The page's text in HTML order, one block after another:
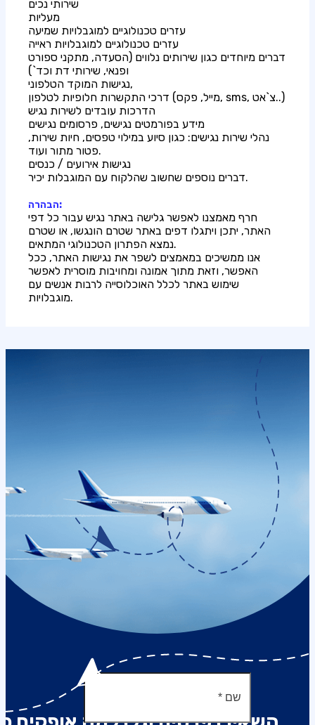
שירותי נכים
מעליות
עזרים טכנולוגיים למוגבלויות שמיעה
עזרים טכנולוגיים למוגבלויות ראייה
דברים מיוחדים כגון שירותים נלווים (הסעדה, מתקני ספורט
ופנאי, שירותי דת וכד`)
נגישות המוקד הטלפוני,
דרכי התקשרות חלופיות לטלפון (מייל, פקס, sms, צ`אט..)
הדרכות עובדים לשירות נגיש
מידע בפורמטים נגישים, פרסומים נגישים
נהלי שירות נגישים: כגון סיוע במילוי טפסים, חיות שירות,
פטור מתור ועוד.
נגישות אירועים / כנסים
דברים נוספים שחשוב שהלקוח עם המוגבלות יכיר.
הבהרה:
חרף מאמצנו לאפשר גלישה באתר נגיש עבור כל דפי
האתר, יתכן ויתגלו דפים באתר שטרם הונגשו, או שטרם
נמצא הפתרון הטכנולוגי המתאים.
אנו ממשיכים במאמצים לשפר את נגישות האתר, ככל
האפשר, וזאת מתוך אמונה ומחויבות מוסרית לאפשר
שימוש באתר לכלל האוכלוסייה לרבות אנשים עם
מוגבלויות.